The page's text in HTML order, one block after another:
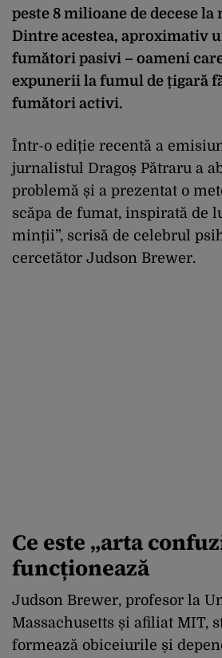
peste 8 milioane de decese
Dintre acestea, aproximativ
fumători pasivi – oameni
expunerii la fumul de țigară
fumători activi.
Într-o ediție recentă a
jurnalistul Dragoș Pătraru a
problemă și a prezentat o
scăpa de fumat, inspirată de
minții”, scrisă de celebrul
cercetător Judson Brewer.
Ce este „arta
funcționează
Judson Brewer, profesor la
Massachusetts și afiliat MIT,
formează obiceiurile și